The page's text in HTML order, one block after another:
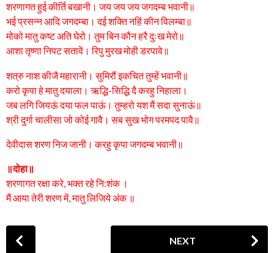
शरणागत हुई कीर्ति बखानी। जय जय जय जगदम्ब भवानी॥
भई प्रसन्न आदि जगदम्बा। दई शक्ति नहिं कीन विलम्बा॥
मोको मातु कष्ट अति घेरो। तुम बिन कौन हरै दुःख मेरो॥
आशा तृष्णा निपट सतावें। रिपु मुरख मोही डरपावे॥
शत्रु नाश कीजै महारानी। सुमिरौं इकचित तुम्हें भवानी॥
करो कृपा हे मातु दयाला। ऋद्धि-सिद्धि दै करहु निहाला।
जब लगि जियऊं दया फल पाऊं। तुम्हरो यश मैं सदा सुनाऊं॥
श्री दुर्गा चालीसा जो कोई गावै। सब सुख भोग परमपद पावै॥
देवीदास शरण निज जानी। करहु कृपा जगदम्ब भवानी॥
॥दोहा॥
शरणागत रक्षा करे, भक्त रहे नि:शंक ।
मैं आया तेरी शरण में, मातु लिजिये अंक ॥
P
o
NEXT